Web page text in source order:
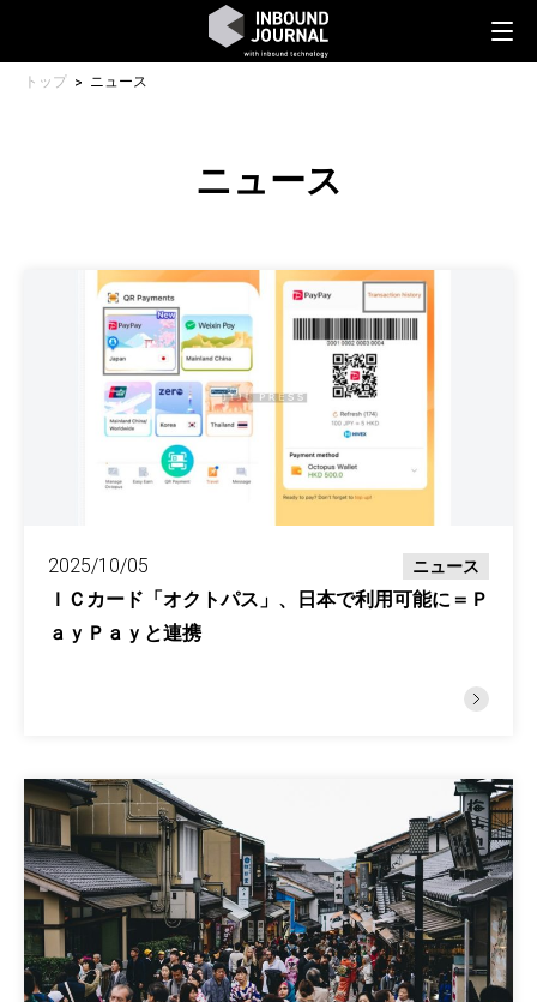
トップ ニュース
ニュース
2025/10/05 ニュース
ＩＣカード「オクトパス」、日本で利用可能に＝Ｐ
ａｙＰａｙと連携